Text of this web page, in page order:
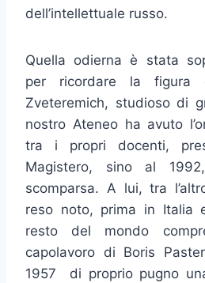
dell’intellettuale russo.
Quella odierna è stata
per ricordare la figura
Zveteremich, studioso di
nostro Ateneo ha avuto
tra i propri docenti,
Magistero, sino al
scomparsa. A lui, tra
reso noto, prima in Italia
resto del mondo
capolavoro di Boris
1957 di proprio pugno